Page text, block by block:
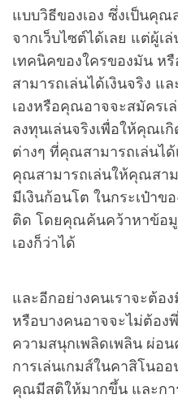
แบบวิธีของเอง ซึ่งเป็นคุณ
จากเว็บไซต์ได้เลย แต่ผู้เ
เทคนิคของใครของมัน
สามารถเล่นได้เงินจริง แ
เองหรือคุณอาจจะสมัคร
ลงทุนเล่นจริงเพื่อให้คุณเ
ต่างๆ ที่คุณสามารถเล่นได้
คุณสามารถเล่นให้คุณสาม
มีเงินก้อนโต ในกระเป๋า
ติด โดยคุณค้นคว้าหาข้อ
เองก็ว่าได้
และอีกอย่างคนเราจะต้อ
หรือบางคนอาจจะไม่ต้อง
ความสนุกเพลิดเพลิน ผ่อ
การเล่นเกมส์ในคาสิโนอ
คุณมีสติให้มากขึ้น และกา